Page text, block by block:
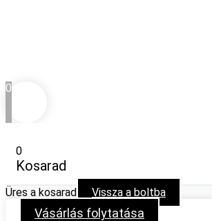
0
0
Kosarad
Üres a kosarad Vissza a boltba
Vásárlás folytatása